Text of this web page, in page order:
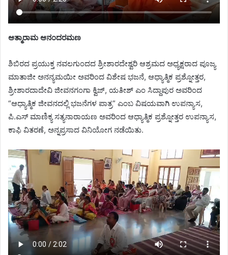
ಆತ್ಮಾರಾಮ ಆನಂದರಮಣ
ಶಿಬಿರದ ಪ್ರಯುಕ್ತ ನವಲಗುಂದದ ಶ್ರೀಶಾರದೇಶ್ವರಿ ಆಶ್ರಮದ ಅಧ್ಯಕ್ಷರಾದ ಪೂಜ್ಯ
ಮಾತಾಜೀ ಅನನ್ಯಮಯೀ ಅವರಿಂದ ವಿಶೇಷ ಭಜನೆ, ಆಧ್ಯಾತ್ಮಿಕ ಪ್ರಶ್ನೋತ್ತರ,
ಶ್ರೀಶಾರದಾದೇವಿ ಜೀವನಗಂಗಾ ಕ್ವಿಜ್, ಯತೀಶ್ ಎಂ ಸಿದ್ದಾಪುರ ಅವರಿಂದ
“ಆಧ್ಯಾತ್ಮಿಕ ಜೀವನದಲ್ಲಿ ಭಜನೆಗಳ ಪಾತ್ರ” ಎಂಬ ವಿಷಯವಾಗಿ ಉಪನ್ಯಾಸ,
ಪಿ.ಎಸ್ ಮಾಣಿಕ್ಯ ಸತ್ಯನಾರಾಯಣ ಅವರಿಂದ ಆಧ್ಯಾತ್ಮಿಕ ಪ್ರಶ್ನೋತ್ತರ ಉಪನ್ಯಾಸ,
ಕಾಫಿ ವಿತರಣೆ, ಅನ್ನಪ್ರಸಾದ ವಿನಿಯೋಗ ನಡೆಯಿತು.